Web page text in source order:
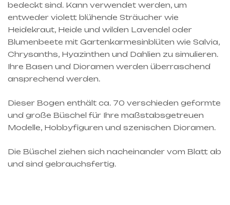
bedeckt sind. Kann verwendet werden, um
entweder violett blühende Sträucher wie
Heidekraut, Heide und wilden Lavendel oder
Blumenbeete mit Gartenkarmesinblüten wie Salvia,
Chrysanths, Hyazinthen und Dahlien zu simulieren.
Ihre Basen und Dioramen werden überraschend
ansprechend werden.
Dieser Bogen enthält ca. 70 verschieden geformte
und große Büschel für Ihre maßstabsgetreuen
Modelle, Hobbyfiguren und szenischen Dioramen.
Die Büschel ziehen sich nacheinander vom Blatt ab
und sind gebrauchsfertig.